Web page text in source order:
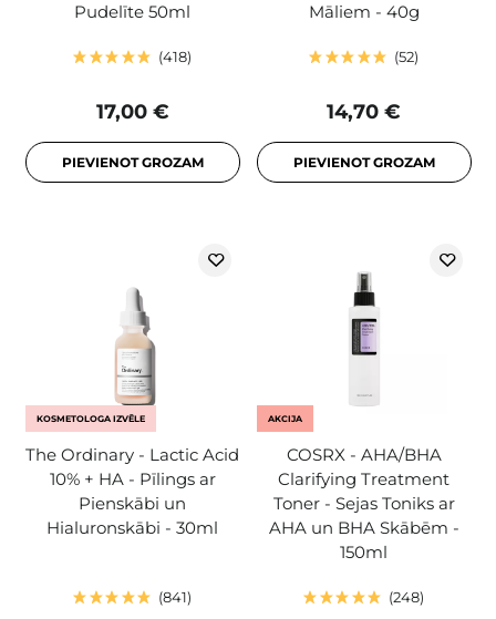
Pudelīte 50ml
418
17,00 €
PIEVIENOT GROZAM
Māliem - 40g
52
14,70 €
PIEVIENOT GROZAM
KOSMETOLOGA IZVĒLE
The Ordinary - Lactic Acid
10% + HA - Pīlings ar
Pienskābi un
Hialuronskābi - 30ml
841
AKCIJA
COSRX - AHA/BHA
Clarifying Treatment
Toner - Sejas Toniks ar
AHA un BHA Skābēm -
150ml
248